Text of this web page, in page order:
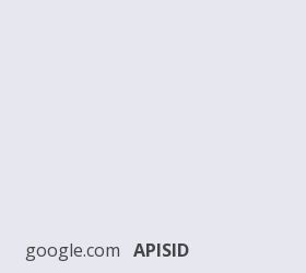
google.com APISID